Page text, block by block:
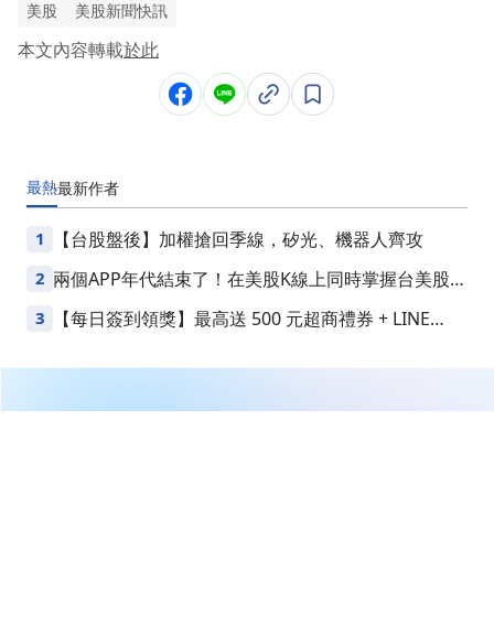
美股 美股新聞快訊
本文內容轉載於此
最熱最新作者
1 【台股盤後】加權搶回季線，矽光、機器人齊攻
2 兩個APP年代結束了！在美股K線上同時掌握台美股損
益
3
【每日簽到領獎】最高送 500 元超商禮券 + LINE